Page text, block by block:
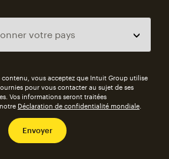
contenu, vous acceptez que Intuit Group utilise
pour vous contacter au sujet de ses
Vos informations seront traitées
Déclaration de confidentialité mondiale